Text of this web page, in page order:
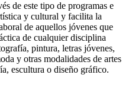
de este tipo de programas e
y cultural y facilita la
de aquellos jóvenes que
de cualquier disciplina
pintura, letras jóvenes,
y otras modalidades de artes
escultura o diseño gráfico.